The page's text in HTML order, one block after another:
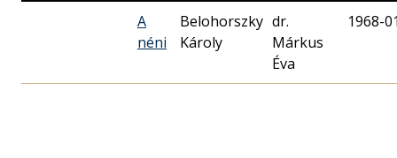
A
néni
Belohorszky
Károly
dr.
Márkus
Éva
1968-